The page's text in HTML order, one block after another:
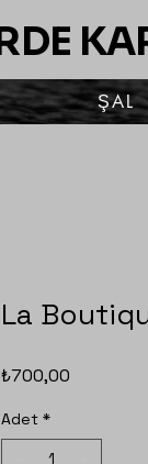
ŞAL
La
₺700,00
Adet *